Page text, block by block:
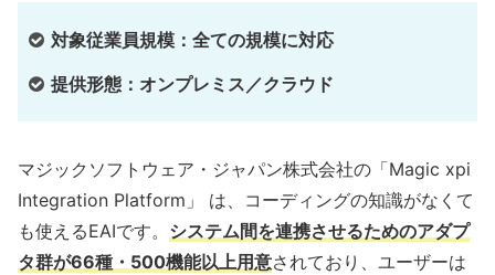
対象従業員規模：全ての規模に対応
提供形態：オンプレミス／クラウド
マジックソフトウェア・ジャパン株式会社の「Magic xpi
Integration Platform」 は、コーディングの知識がなくて
も使えるEAIです。 システム間を連携させるためのアダプ
タ群が66種・500機能以上用意されており、ユーザーは